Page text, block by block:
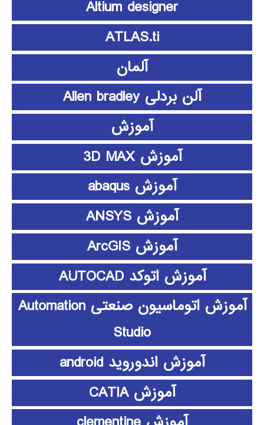
Altium designer
ATLAS.ti
آلمان
آلن بردلی Allen bradley
آموزش
آموزش 3D MAX
آموزش abaqus
آموزش ANSYS
آموزش ArcGIS
آموزش اتوکد AUTOCAD
آموزش اتوماسیون صنعتی Automation
Studio
آموزش اندوروید android
آموزش CATIA